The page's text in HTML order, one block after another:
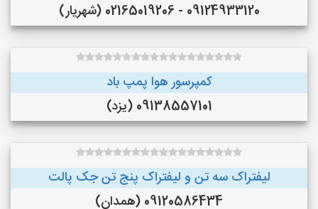
09124933120 - 02165019206 (شهریار)
کمپرسور هوا پمپ باد
09138557101 (یزد)
لیفتراک سه تن و لیفتراک پنج تن جک پالت
09120586434 (همدان)